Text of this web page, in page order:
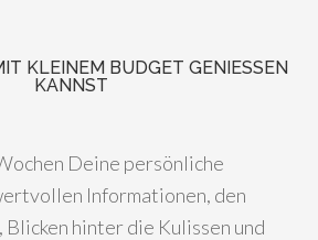
KLEINEM BUDGET GENIESSEN K
ANNST
Deine persönliche
Informationen, den
hinter die Kulissen und